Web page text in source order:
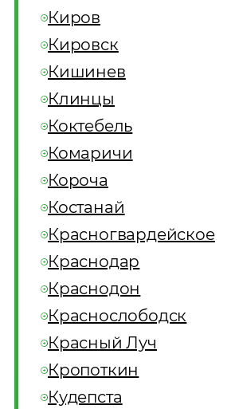
Киров
Кировск
Кишинев
Клинцы
Коктебель
Комаричи
Короча
Костанай
Красногвардейское
Краснодар
Краснодон
Краснослободск
Красный Луч
Кропоткин
Кудепста